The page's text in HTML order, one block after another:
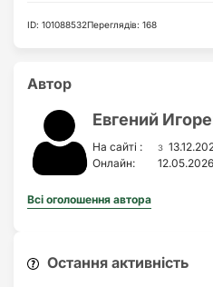
ID: 101088532Переглядів: 168
Автор
Евгений
На сайті : з
Онлайн:
12.05.2026
Всі оголошення автора
Остання активність